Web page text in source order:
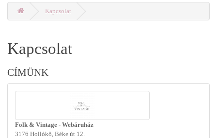
Kapcsolat
Kapcsolat
CÍMÜNK
Folk & Vintage - Webáruház
3176 Hollókő, Béke út 12.